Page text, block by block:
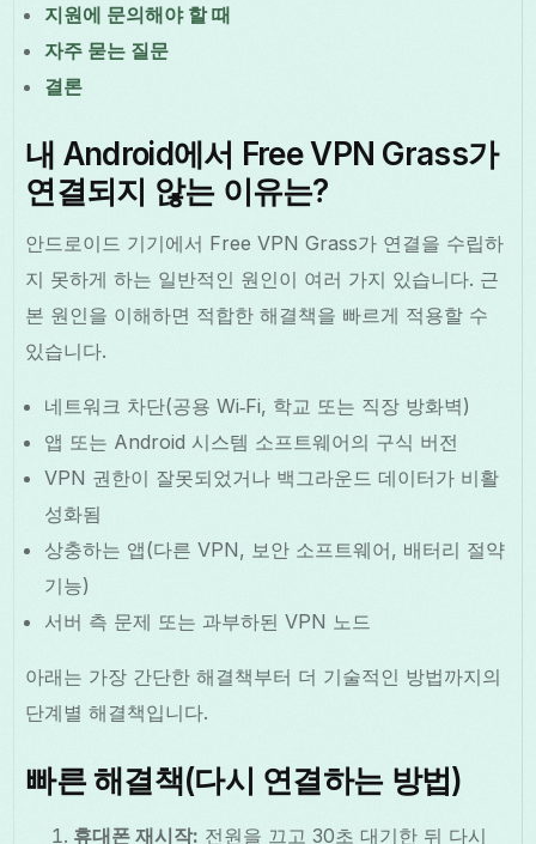
지원에 문의해야 할 때
자주 묻는 질문
결론
내 Android에서 Free VPN Grass가
연결되지 않는 이유는?
안드로이드 기기에서 Free VPN Grass가 연결을 수립하
지 못하게 하는 일반적인 원인이 여러 가지 있습니다. 근
본 원인을 이해하면 적합한 해결책을 빠르게 적용할 수
있습니다.
네트워크 차단(공용 Wi‑Fi, 학교 또는 직장 방화벽)
앱 또는 Android 시스템 소프트웨어의 구식 버전
VPN 권한이 잘못되었거나 백그라운드 데이터가 비활
성화됨
상충하는 앱(다른 VPN, 보안 소프트웨어, 배터리 절약
기능)
서버 측 문제 또는 과부하된 VPN 노드
아래는 가장 간단한 해결책부터 더 기술적인 방법까지의
단계별 해결책입니다.
빠른 해결책(다시 연결하는 방법)
휴대폰 재시작: 전원을 끄고 30초 대기한 뒤 다시